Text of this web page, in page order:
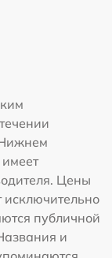
Цены
исключительно
публичной
и